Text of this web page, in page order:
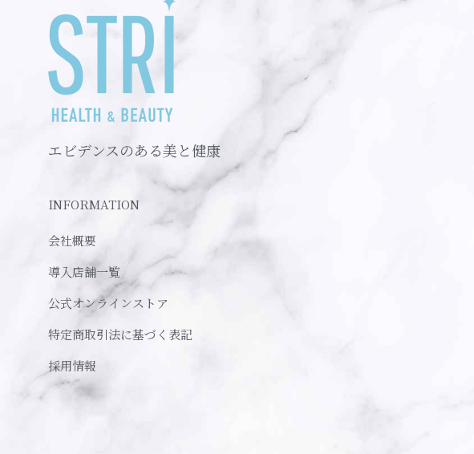
エビデンスのある美と健康
INFORMATION
会社概要
導入店舗一覧
公式オンラインストア
特定商取引法に基づく表記
採用情報